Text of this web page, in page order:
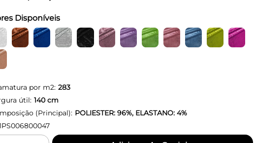
Disponíveis
por m2: 283
útil: 140cm
(Principal): POLIESTER: 96%, ELASTANO: 4%